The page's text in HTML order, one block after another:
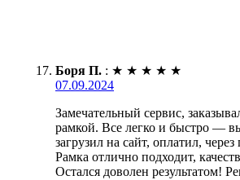
Боря П. : ★ ★ ★ ★ ★
07.09.2024
Замечательный сервис,
рамкой. Все легко и быстро —
загрузил на сайт, оплатил,
Рамка отлично подходит,
Остался доволен результатом!